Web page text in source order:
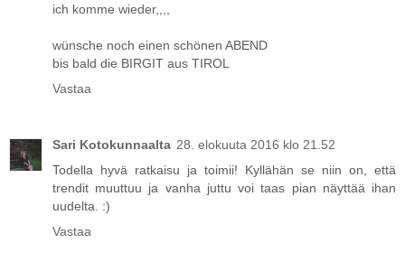
ich komme wieder,,,,
wünsche noch einen schönen ABEND
bis bald die BIRGIT aus TIROL
Vastaa
Sari Kotokunnaalta 28. elokuuta 2016 klo 21.52
Todella hyvä ratkaisu ja toimii! Kyllähän se niin on, että
trendit muuttuu ja vanha juttu voi taas pian näyttää ihan
uudelta. :)
Vastaa